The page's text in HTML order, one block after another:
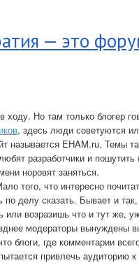
— это
ходу. Но там только блогер
, здесь люди советуются
называется EHAM.ru. Темы
разработчики и
норовят заняться.
того, что интересно
делу сказать. Бывает и
возразишь что и тут же,
модераторы вынуждены
блоги, где комментарии
привлечь аудиторию к